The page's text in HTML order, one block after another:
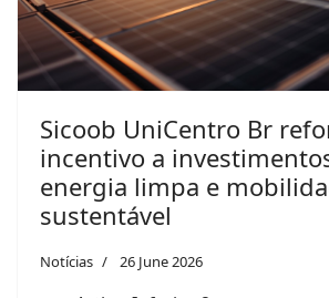
Sicoob UniCentro Br
incentivo a
energia limpa e
sustentável
Notícias 26 June 2026